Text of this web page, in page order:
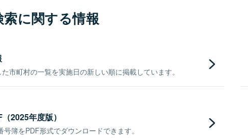
に関する情報
市町村の一覧を実施日の新しい順に掲載しています。
2025年度版）
簿をPDF形式でダウンロードできます。